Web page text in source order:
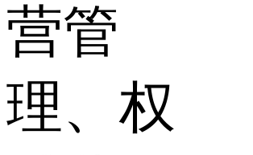
营管
理、权